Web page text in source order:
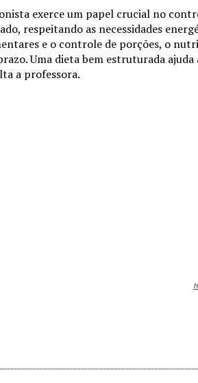
exerce um papel crucial no
respeitando as necessidades
e o controle de porções, o
Uma dieta bem estruturada
a professora.